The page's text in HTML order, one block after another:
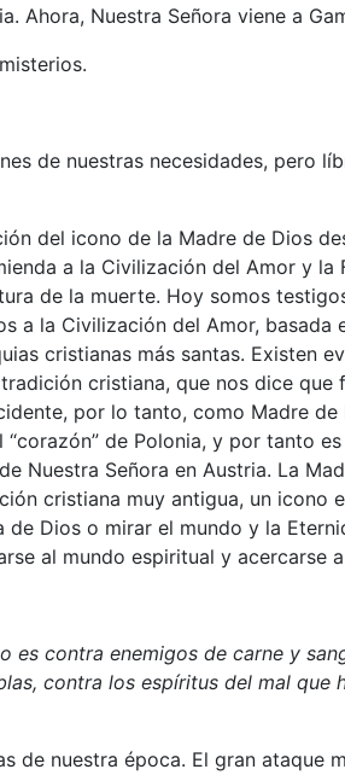
Ahora, Nuestra Señora viene a
de nuestras necesidades, pero
del icono de la Madre de Dios
a la Civilización del Amor y la
de la muerte. Hoy somos
a la Civilización del Amor, basada
cristianas más santas. Existen
cristiana, que nos dice que
por lo tanto, como Madre
de Polonia, y por tanto
Nuestra Señora en Austria. La
cristiana muy antigua, un icono
Dios o mirar el mundo y la
al mundo espiritual y acercarse
es contra enemigos de carne y
contra los espíritus del mal que
de nuestra época. El gran ataque